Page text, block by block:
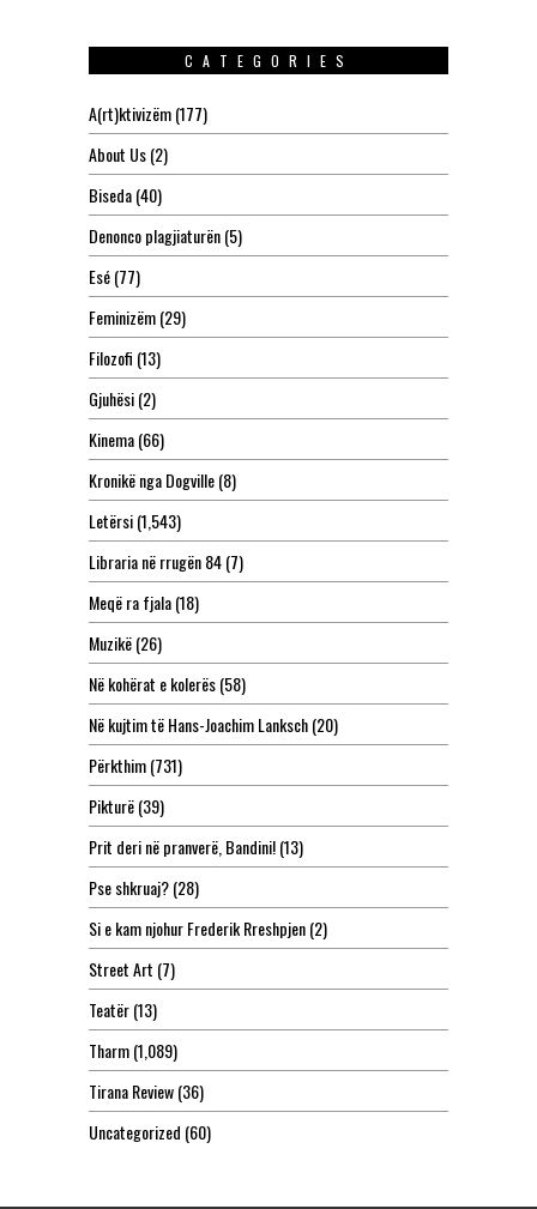
CATEGORIES
A(rt)ktivizëm(177)
About Us(2)
Biseda(40)
Denonco plagjiaturën(5)
Esé(77)
Feminizëm(29)
Filozofi (13)
Gjuhësi(2)
Kinema(66)
Kronikë nga Dogville(8)
Letërsi(1,543)
Libraria në rrugën 84(7)
Meqë ra fjala(18)
Muzikë(26)
Në kohërat e kolerës(58)
Në kujtim të Hans-Joachim Lanksch(20)
Përkthim(731)
Pikturë(39)
Prit deri në pranverë, Bandini!(13)
Pse shkruaj?(28)
Si e kam njohur Frederik Rreshpjen(2)
Street Art (7)
Teatër(13)
Tharm(1,089)
Tirana Review(36)
Uncategorized (60)